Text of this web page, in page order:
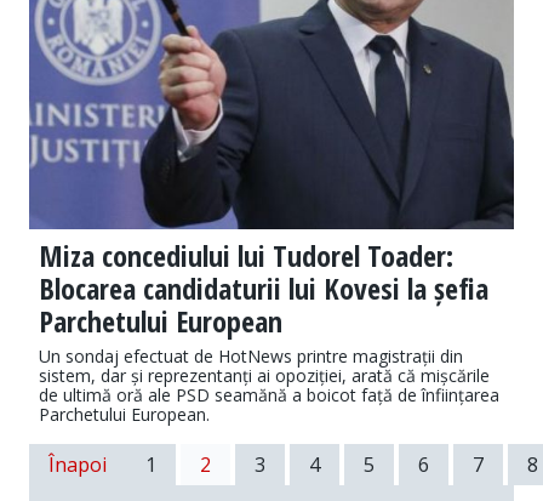
Miza concediului lui Tudorel Toader:
Blocarea candidaturii lui Kovesi la șefia
Parchetului European
Un sondaj efectuat de HotNews printre magistrații din
sistem, dar și reprezentanți ai opoziției, arată că mișcările
de ultimă oră ale PSD seamănă a boicot față de înființarea
Parchetului European.
Înapoi 1 2 3 4 5 6 7 8